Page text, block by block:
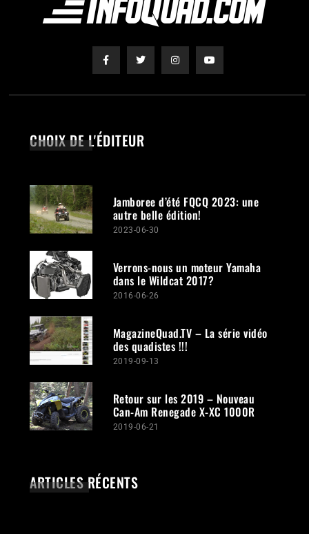
CHOIX DE L'ÉDITEUR
Jamboree d’été FQCQ 2023: une
autre belle édition!
2023-06-30
Verrons-nous un moteur Yamaha
dans le Wildcat 2017?
2016-06-26
MagazineQuad.TV – La série vidéo
des quadistes !!!
2019-09-13
Retour sur les 2019 – Nouveau
Can-Am Renegade X-XC 1000R
2019-06-21
ARTICLES RÉCENTS